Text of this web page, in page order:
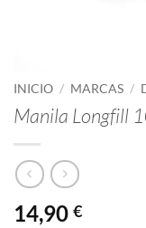
INICIO / MARCAS /
Manila Longfill
14,90 €